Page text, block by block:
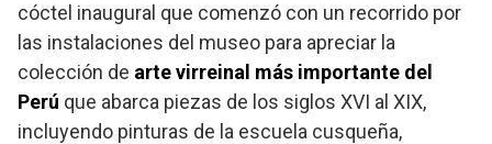
cóctel inaugural que comenzó con un recorrido por
las instalaciones del museo para apreciar la
colección de arte virreinal más importante del
Perú que abarca piezas de los siglos XVI al XIX,
incluyendo pinturas de la escuela cusqueña,